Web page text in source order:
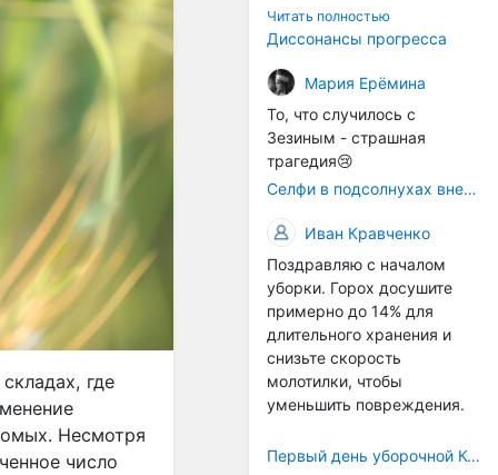
где
Несмотря
число
технологичности
оборудования в
окажется связана с
кадрами. Их надо будет
все больше, чтобы
затыкать
образовывающиеся
технологические дыры. И
это в рамках
существующих реалий для
людей принимающих
решения как раз хорошо,
само село окажется при
деле, да и количество
задействованных в
сельхозпоризводстве
кадров таким образом
Читать полностью
Диссонансы прогресса
Мария Ерёмина
То, что случилось с
Зезиным - страшная
трагедия😢
Селфи в подсолнухах вне закона: За проникновение на сельхозземли без разрешения хотят штрафовать
Иван Кравченко
Поздравляю с началом
уборки. Горох досушите
примерно до 14% для
длительного хранения и
снизьте скорость
молотилки, чтобы
уменьшить повреждения.
Первый день уборочной Компании 2026🫡Считаю открытым.